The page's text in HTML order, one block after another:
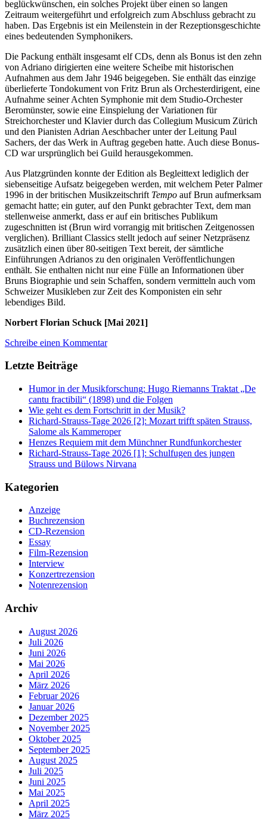
beglückwünschen, ein solches Projekt über einen so langen
Zeitraum weitergeführt und erfolgreich zum Abschluss gebracht zu
haben. Das Ergebnis ist ein Meilenstein in der Rezeptionsgeschichte
eines bedeutenden Symphonikers.
Die Packung enthält insgesamt elf CDs, denn als Bonus ist den zehn
von Adriano dirigierten eine weitere Scheibe mit historischen
Aufnahmen aus dem Jahr 1946 beigegeben. Sie enthält das einzige
überlieferte Tondokument von Fritz Brun als Orchesterdirigent, eine
Aufnahme seiner Achten Symphonie mit dem Studio-Orchester
Beromünster, sowie eine Einspielung der Variationen für
Streichorchester und Klavier durch das Collegium Musicum Zürich
und den Pianisten Adrian Aeschbacher unter der Leitung Paul
Sachers, der das Werk in Auftrag gegeben hatte. Auch diese Bonus-
CD war ursprünglich bei Guild herausgekommen.
Aus Platzgründen konnte der Edition als Begleittext lediglich der
siebenseitige Aufsatz beigegeben werden, mit welchem Peter Palmer
1996 in der britischen Musikzeitschrift Tempo auf Brun aufmerksam
gemacht hatte; ein guter, auf den Punkt gebrachter Text, dem man
stellenweise anmerkt, dass er auf ein britisches Publikum
zugeschnitten ist (Brun wird vorrangig mit britischen Zeitgenossen
verglichen). Brilliant Classics stellt jedoch auf seiner Netzpräsenz
zusätzlich einen über 80-seitigen Text bereit, der sämtliche
Einführungen Adrianos zu den originalen Veröffentlichungen
enthält. Sie enthalten nicht nur eine Fülle an Informationen über
Bruns Biographie und sein Schaffen, sondern vermitteln auch vom
Schweizer Musikleben zur Zeit des Komponisten ein sehr
lebendiges Bild.
Norbert Florian Schuck [Mai 2021]
Schreibe einen Kommentar
Letzte Beiträge
Humor in der Musikforschung: Hugo Riemanns Traktat „De
cantu fractibili“ (1898) und die Folgen
Wie geht es dem Fortschritt in der Musik?
Richard-Strauss-Tage 2026 [2]: Mozart trifft späten Strauss,
Salome als Kammeroper
Henzes Requiem mit dem Münchner Rundfunkorchester
Richard-Strauss-Tage 2026 [1]: Schulfugen des jungen
Strauss und Bülows Nirvana
Kategorien
Anzeige
Buchrezension
CD-Rezension
Essay
Film-Rezension
Interview
Konzertrezension
Notenrezension
Archiv
August 2026
Juli 2026
Juni 2026
Mai 2026
April 2026
März 2026
Februar 2026
Januar 2026
Dezember 2025
November 2025
Oktober 2025
September 2025
August 2025
Juli 2025
Juni 2025
Mai 2025
April 2025
März 2025